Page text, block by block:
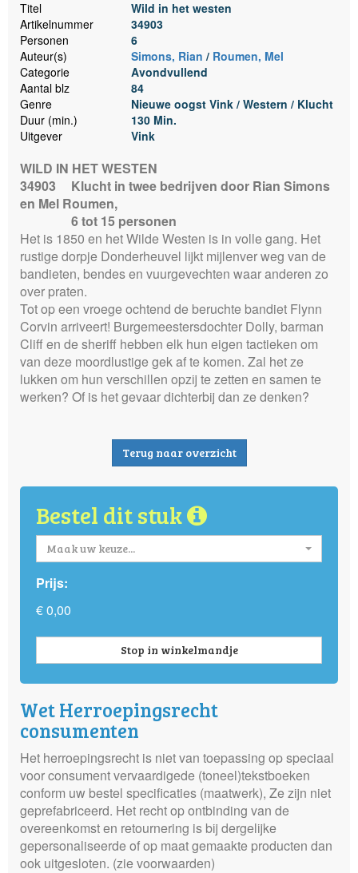
Titel
Wild in het westen
Artikelnummer
34903
Personen
6
Auteur(s)
Simons, Rian / Roumen, Mel
Categorie
Avondvullend
Aantal blz
84
Genre
Nieuwe oogst Vink / Western / Klucht
Duur (min.)
130 Min.
Uitgever
Vink
WILD IN HET WESTEN
34903
Klucht in twee bedrijven door Rian Simons
en Mel Roumen,
6 tot 15 personen
Het is 1850 en het Wilde Westen is in volle gang. Het
rustige dorpje Donderheuvel lijkt mijlenver weg van de
bandieten, bendes en vuurgevechten waar anderen zo
over praten.
Tot op een vroege ochtend de beruchte bandiet Flynn
Corvin arriveert! Burgemeestersdochter Dolly, barman
Cliff en de sheriff hebben elk hun eigen tactieken om
van deze moordlustige gek af te komen. Zal het ze
lukken om hun verschillen opzij te zetten en samen te
werken? Of is het gevaar dichterbij dan ze denken?
Terug naar overzicht
Bestel dit stuk
Maak uw keuze...
Prijs:
€ 0,00
Stop in winkelmandje
Wet Herroepingsrecht
consumenten
Het herroepingsrecht is niet van toepassing op speciaal
voor consument vervaardigede (toneel)tekstboeken
conform uw bestel specificaties (maatwerk), Ze zijn niet
geprefabriceerd. Het recht op ontbinding van de
overeenkomst en retournering is bij dergelijke
gepersonaliseerde of op maat gemaakte producten dan
ook uitgesloten. (zie voorwaarden)